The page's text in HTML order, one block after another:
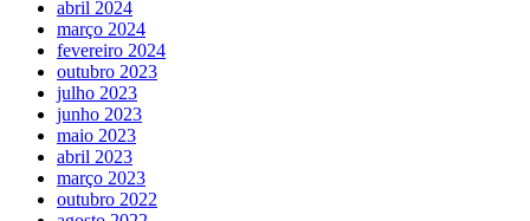
abril 2024
março 2024
fevereiro 2024
outubro 2023
julho 2023
junho 2023
maio 2023
abril 2023
março 2023
outubro 2022